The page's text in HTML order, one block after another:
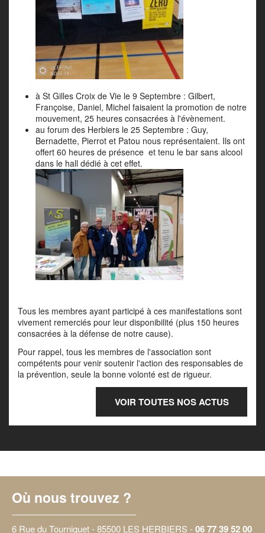
à St Gilles Croix de Vie le 9 Septembre : Gilbert,
Françoise, Daniel, Michel faisaient la promotion de notre
mouvement, 25 heures consacrées à l'évènement.
au forum des Herbiers le 25 Septembre : Guy,
Bernadette, Pierrot et Patou nous représentaient. Ils ont
offert 60 heures de présence et tenu le bar sans alcool
dans le hall dédié à cet effet.
Tous les membres ayant participé à ces manifestations sont
vivement remerciés pour leur disponibilité (plus 150 heures
consacrées à la défense de notre cause).
Pour rappel, tous les membres de l'association sont
compétents pour venir soutenir l'action des responsables de
la prévention, seule la bonne volonté est de rigueur.
VOIR TOUTES NOS ACTUS
Où nous trouvez ?
6 Rue du Tourniquet - 85500 LES HERBIERS -06 77 39 52 00